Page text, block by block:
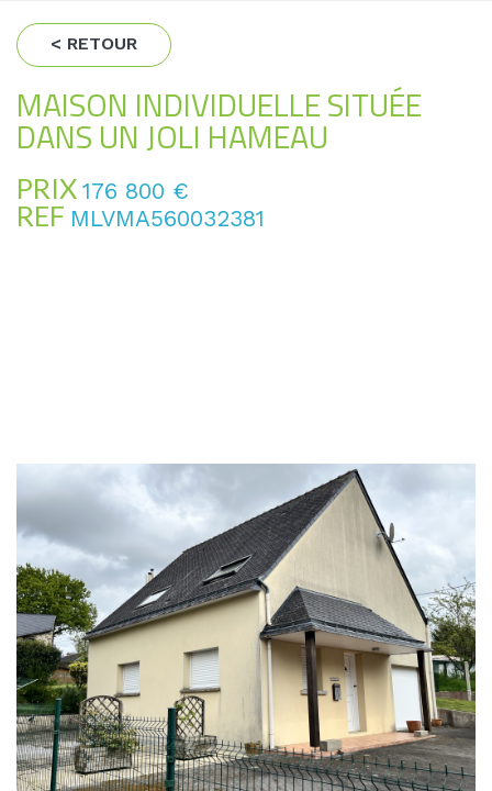
< RETOUR
MAISON INDIVIDUELLE SITUÉE
DANS UN JOLI HAMEAU
PRIX 176 800 €
REF MLVMA560032381